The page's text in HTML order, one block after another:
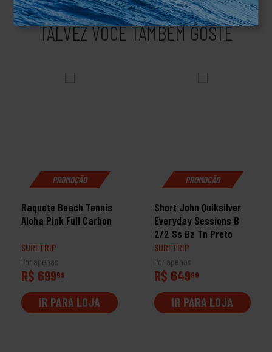
TALVEZ VOCÊ TAMBÉM GOSTE
PROMOÇÃO
Raquete Beach Tennis
Aloha Pink Full Carbon
SURFTRIP
Por apenas
R$ 69999
IR PARA LOJA
PROMOÇÃO
Short John Quiksilver
Everyday Sessions B
2/2 Ss Bz Tn Preto
SURFTRIP
Por apenas
R$ 64999
IR PARA LOJA